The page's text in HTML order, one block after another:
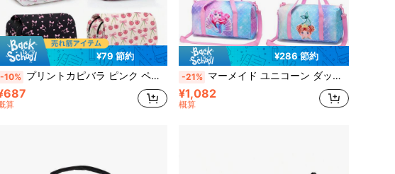
¥79 節約
-10% プリントカピバラ ピンク ペンケース 2層フラップ式 文房具ボックス 鉛筆・鍵・スマホ・コイン・小物収納対応 新学期用
算
¥286 節約
-21% マーメイド ユニコーン ダッフルバッグ ガールズ、オーバーナイトバッグ ダッフルバッグ ウィークエンダー トラベルバッグ ガールズ スリーポーバッグ ジム ダンス バッグ ギフト
¥1,082
概算